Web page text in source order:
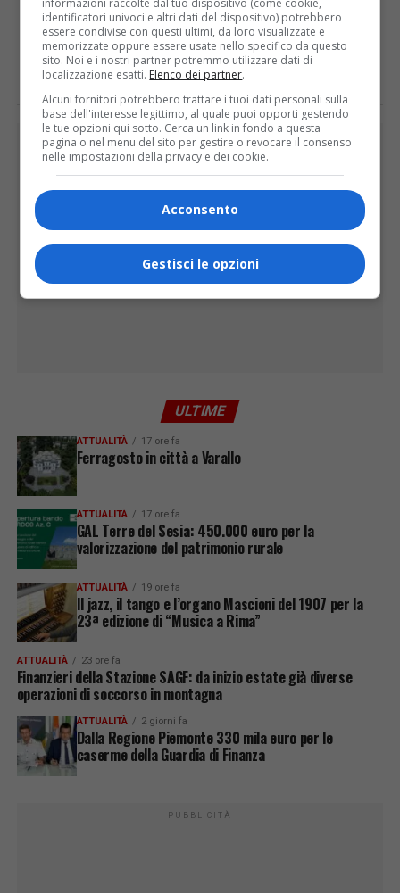
E TU COSA NE PENSI?
ULTIME
ATTUALITÀ 17 ore fa
Ferragosto in città a Varallo
ATTUALITÀ 17 ore fa
GAL Terre del Sesia: 450.000 euro per la
valorizzazione del patrimonio rurale
ATTUALITÀ 19 ore fa
Il jazz, il tango e l’organo Mascioni del 1907 per la
23ª edizione di “Musica a Rima”
ATTUALITÀ 23 ore fa
Finanzieri della Stazione SAGF: da inizio estate già diverse
operazioni di soccorso in montagna
ATTUALITÀ 2 giorni fa
Dalla Regione Piemonte 330 mila euro per le
caserme della Guardia di Finanza
PUBBLICITÀ
informazioni raccolte dal tuo dispositivo (come cookie,
identificatori univoci e altri dati del dispositivo) potrebbero
essere condivise con questi ultimi, da loro visualizzate e
memorizzate oppure essere usate nello specifico da questo
sito. Noi e i nostri partner potremmo utilizzare dati di
localizzazione esatti. Elenco dei partner.
Alcuni fornitori potrebbero trattare i tuoi dati personali sulla
base dell'interesse legittimo, al quale puoi opporti gestendo
le tue opzioni qui sotto. Cerca un link in fondo a questa
pagina o nel menu del sito per gestire o revocare il consenso
nelle impostazioni della privacy e dei cookie.
Acconsento
Gestisci le opzioni